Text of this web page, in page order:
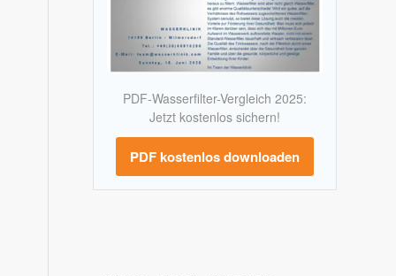
PDF-Wasserfilter-Vergleich 2025:
Jetzt kostenlos sichern!
PDF kostenlos downloaden